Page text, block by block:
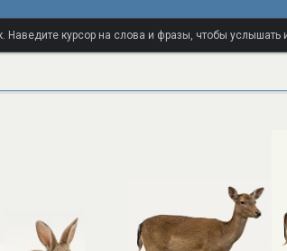
Наведите курсор на слова и фразы, чтобы услышать